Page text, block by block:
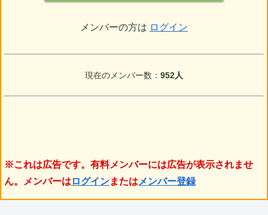
メンバーの方は ログイン
現在のメンバー数： 952人
※これは広告です。有料メンバーには広告が表示されませ
ん。メンバーは ログインまたは メンバー登録